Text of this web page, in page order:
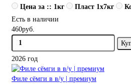
Цена за :: 1кг
Пласт 1x7кг
Есть в наличии
460руб.
2026 год
Филе сёмги в в/у | премиум